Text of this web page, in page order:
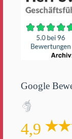
Google
4,9